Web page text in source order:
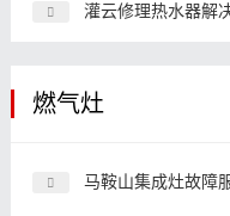
灌云修理热水器解
燃气灶
马鞍山集成灶故障